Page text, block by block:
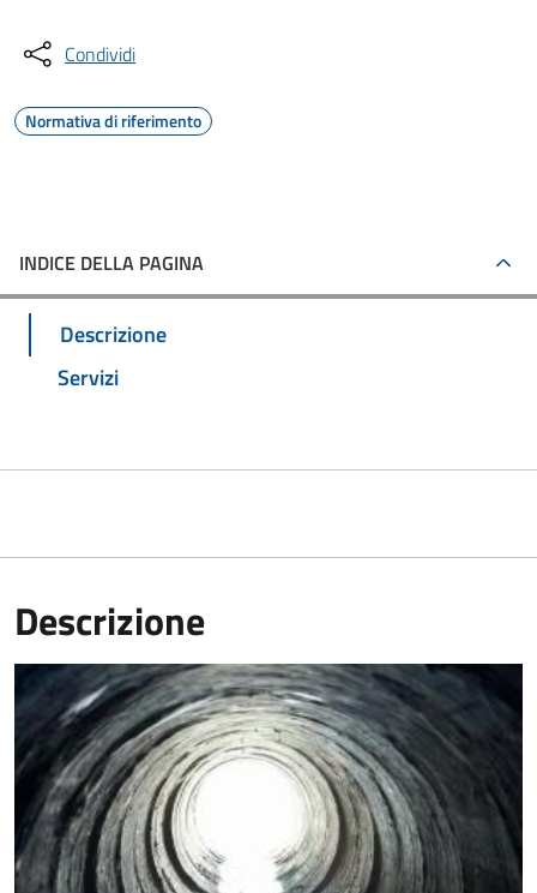
Condividi
Normativa di riferimento
INDICE DELLA PAGINA
Descrizione
Servizi
Descrizione